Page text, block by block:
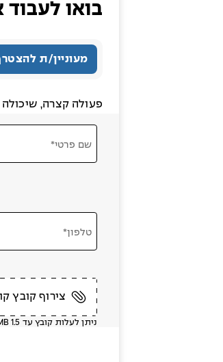
בואו לעבוד
מעוניין/ת
פעולה קצרה, שיכולה
שם פרטי*
טלפון*
צירוף קובץ
ניתן לעלות קובץ עד MB 1.5 משקל